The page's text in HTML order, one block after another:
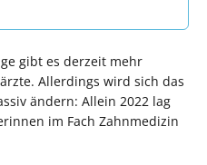
gibt es derzeit mehr
Allerdings wird sich das
ändern: Allein 2022 lag
im Fach Zahnmedizin